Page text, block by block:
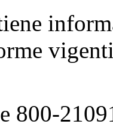
800-